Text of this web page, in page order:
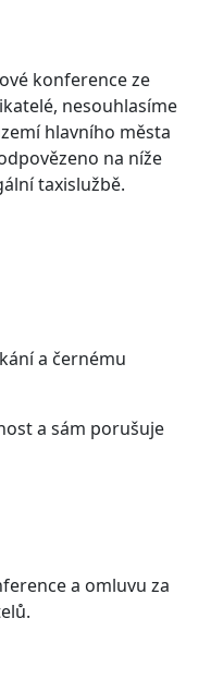
konference ze
nesouhlasíme
hlavního města
na níže
taxislužbě.
a černému
a sám porušuje
a omluvu za